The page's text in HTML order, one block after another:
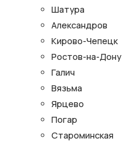
Шатура
Александров
Кирово-Чепецк
Ростов-на-Дону
Галич
Вязьма
Ярцево
Погар
Староминская